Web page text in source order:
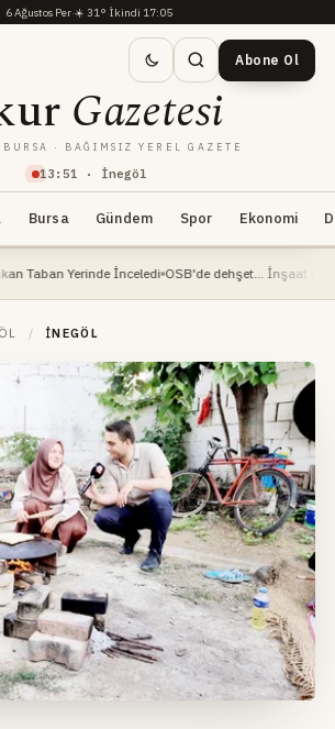
6 Ağustos Per·☀️ 31°·İkindi 17:05
13 : 51 · İnegöl
Gazetesi
· BAĞIMSIZ YEREL GAZETE
Abone Ol
Bursa Gündem Spor Ekonomi
İnceledi OSB'de dehşet... İnşaat mühendisi ağır
/ İNEGÖL